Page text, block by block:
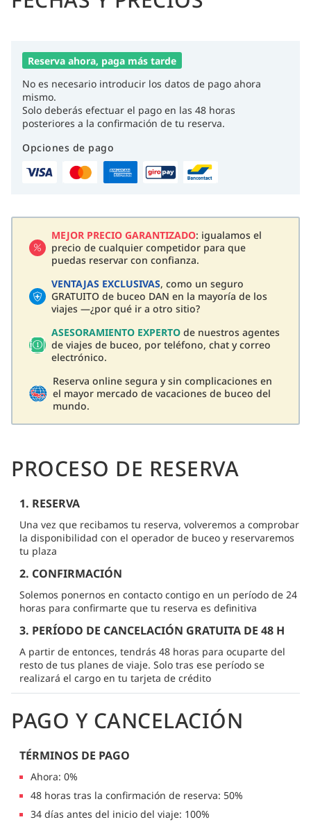
Reserva ahora, paga más tarde
No es necesario introducir los datos de pago ahora
mismo.
Solo deberás efectuar el pago en las 48 horas
posteriores a la confirmación de tu reserva.
Opciones de pago
MEJOR PRECIO GARANTIZADO: igualamos el
precio de cualquier competidor para que
puedas reservar con confianza.
VENTAJAS EXCLUSIVAS, como un seguro
GRATUITO de buceo DAN en la mayoría de los
viajes —¿por qué ir a otro sitio?
ASESORAMIENTO EXPERTO de nuestros agentes
de viajes de buceo, por teléfono, chat y correo
electrónico.
Reserva online segura y sin complicaciones en
el mayor mercado de vacaciones de buceo del
mundo.
PROCESO DE RESERVA
1. RESERVA
Una vez que recibamos tu reserva, volveremos a comprobar
la disponibilidad con el operador de buceo y reservaremos
tu plaza
2. CONFIRMACIÓN
Solemos ponernos en contacto contigo en un período de 24
horas para confirmarte que tu reserva es definitiva
3. PERÍODO DE CANCELACIÓN GRATUITA DE 48 H
A partir de entonces, tendrás 48 horas para ocuparte del
resto de tus planes de viaje. Solo tras ese período se
realizará el cargo en tu tarjeta de crédito
PAGO Y CANCELACIÓN
TÉRMINOS DE PAGO
Ahora: 0%
48 horas tras la confirmación de reserva: 50%
34 días antes del inicio del viaje: 100%